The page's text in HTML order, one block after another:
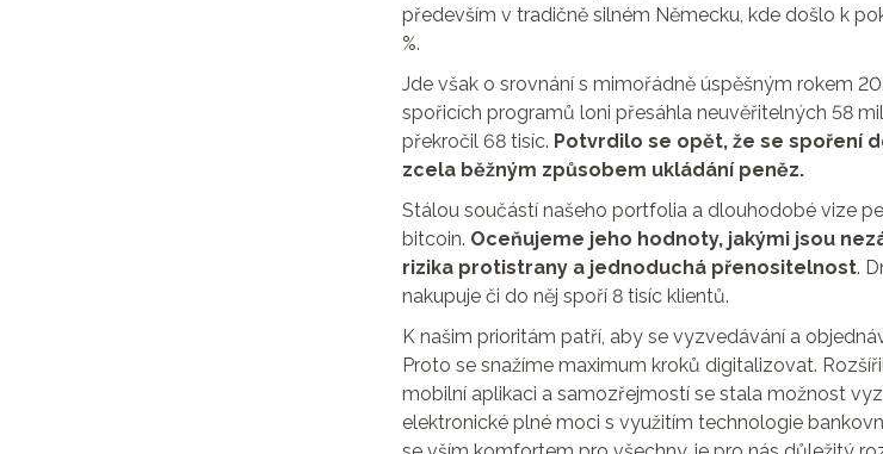
především v tradičně silném Německu, kde došlo k
%.
Jde však o srovnání s mimořádně úspěšným rokem
spořicích programů loni přesáhla neuvěřitelných 58
překročil 68 tisíc. Potvrdilo se opět, že se spoření
zcela běžným způsobem ukládání peněz.
Stálou součástí našeho portfolia a dlouhodobé vize
bitcoin. Oceňujeme jeho hodnoty, jakými jsou
rizika protistrany a jednoduchá přenositelnost.
nakupuje či do něj spoří 8 tisíc klientů.
K našim prioritám patří, aby se vyzvedávání a
Proto se snažíme maximum kroků digitalizovat.
mobilní aplikaci a samozřejmostí se stala možnost
elektronické plné moci s využitím technologie